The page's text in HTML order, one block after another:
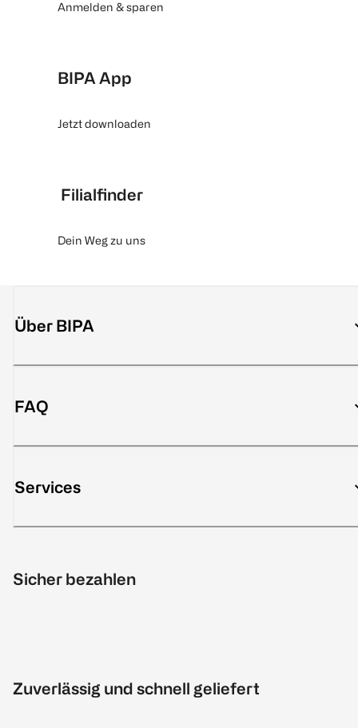
Anmelden & sparen
BIPA App
Jetzt downloaden
Filialfinder
Dein Weg zu uns
Über BIPA
FAQ
Services
Sicher bezahlen
Zuverlässig und schnell geliefert